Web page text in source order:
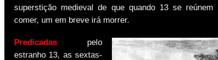
superstição medieval de que quando 13 se
comer, um em breve irá morrer.
Predicadas pelo
estranho 13, as sextas-